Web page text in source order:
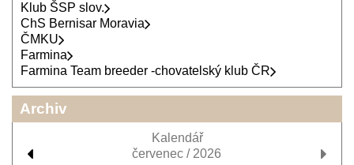
Klub ŠSP slov.
ChS Bernisar Moravia
ČMKU
Farmina
Farmina Team breeder -chovatelský klub ČR
Archiv
Kalendář
červenec / 2026